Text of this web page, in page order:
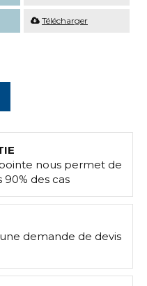
Télécharger
nous permet de
90% des cas
demande de devis